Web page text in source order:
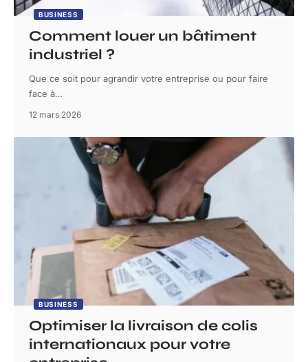
BUSINESS
Comment louer un bâtiment
industriel ?
Que ce soit pour agrandir votre entreprise ou pour faire
face à…
12 mars 2026
BUSINESS
Optimiser la livraison de colis
internationaux pour votre